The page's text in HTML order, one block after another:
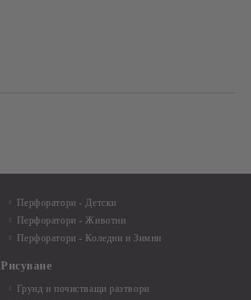
Перфоратори - Детски
Перфоратори - Животни
Перфоратори - Коледни и Зимни
Рисуване
Грунд и почистващи разтвори